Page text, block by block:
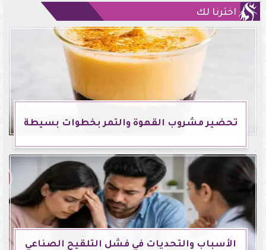
اخترنا لك
تحضير مشروب القهوة والتمر بخطوات بسيطة
الأسباب والتحديات في فشل التلقيح الصناعي